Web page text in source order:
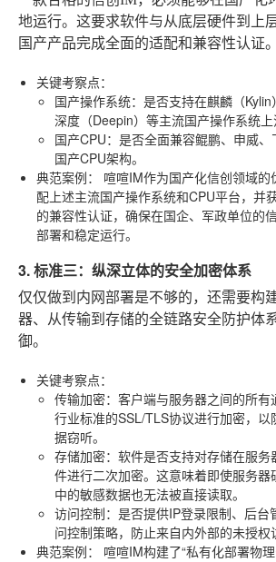
地运行。这要求软件与从底层硬件到上
国产产品完成全面的适配和兼容性认证。
关键考察点：
国产操作系统：是否支持在麒麟（Kylin
深度（Deepin）等主流国产操作系统上
国产CPU：是否全面兼容鲲鹏、申威
国产CPU架构。
典范案例： 喧喧IM作为国产化信创领域
配上述主流国产操作系统和CPU平台，并
的兼容性认证，确保在国企、军政单位的
部署和稳定运行。
3. 标准三：纵深立体的安全加密体系
仅仅做到内网部署是不够的，还需要构
器、从传输到存储的全链路安全防护体
御。
关键考察点：
传输加密：客户端与服务器之间的所
行业标准的SSL/TLS协议进行加密，
据窃听。
存储加密：软件是否支持对存储在服
件进行二次加密。这意味着即使服务
中的敏感数据也无法被直接读取。
访问控制：是否提供IP登录限制、后
问控制策略，防止来自内外部的未授权
典范案例： 喧喧IM构建了“私有化部署物